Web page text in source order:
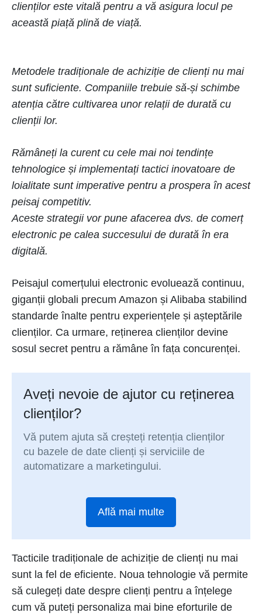
clienților este vitală pentru a vă asigura locul pe
această piață plină de viață.
Metodele tradiționale de achiziție de clienți nu mai
sunt suficiente. Companiile trebuie să-și schimbe
atenția către cultivarea unor relații de durată cu
clienții lor.
Rămâneți la curent cu cele mai noi tendințe
tehnologice și implementați tactici inovatoare de
loialitate sunt imperative pentru a prospera în acest
peisaj competitiv.
Aceste strategii vor pune afacerea dvs. de comerț
electronic pe calea succesului de durată în era
digitală.
Peisajul comerțului electronic evoluează continuu,
giganții globali precum Amazon și Alibaba stabilind
standarde înalte pentru experiențele și așteptările
clienților. Ca urmare, reținerea clienților devine
sosul secret pentru a rămâne în fața concurenței.
Aveți nevoie de ajutor cu reținerea
clienților?
Vă putem ajuta să creșteți retenția clienților
cu bazele de date clienți și serviciile de
automatizare a marketingului.
Află mai multe
Tacticile tradiționale de achiziție de clienți nu mai
sunt la fel de eficiente. Noua tehnologie vă permite
să culegeți date despre clienți pentru a înțelege
cum vă puteți personaliza mai bine eforturile de